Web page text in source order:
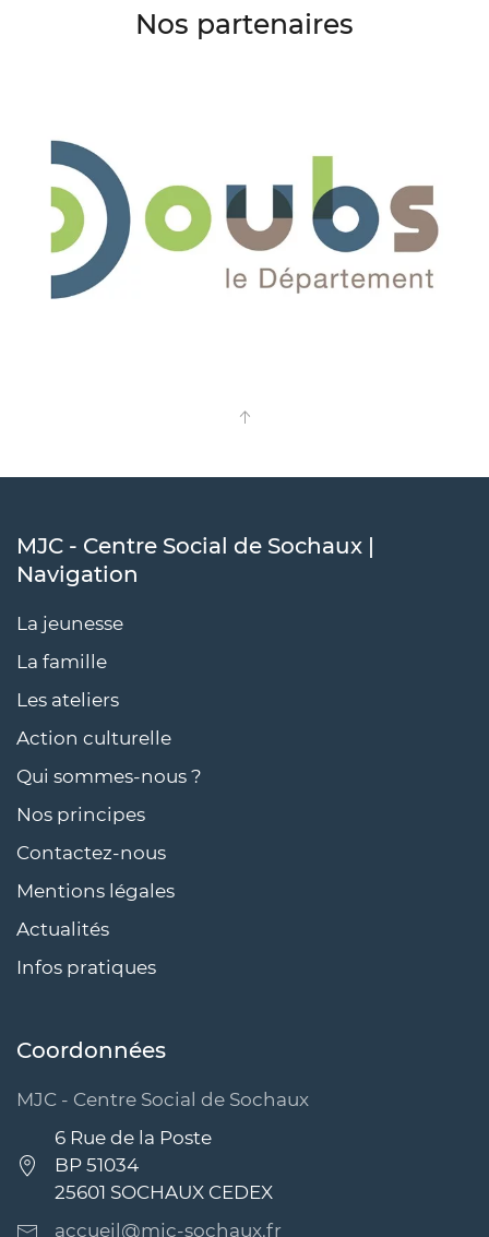
Nos partenaires
MJC - Centre Social de Sochaux |
Navigation
La jeunesse
La famille
Les ateliers
Action culturelle
Qui sommes-nous ?
Nos principes
Contactez-nous
Mentions légales
Actualités
Infos pratiques
Coordonnées
MJC - Centre Social de Sochaux
6 Rue de la Poste
BP 51034
25601 SOCHAUX CEDEX
accueil@mjc-sochaux.fr